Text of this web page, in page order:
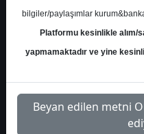
2 2
Salı, 16 Ocak 2024
bilgiler/paylaşımlar
Platformu kesinlikle alım/
yapmamaktadır ve yine
Beyan edilen metni